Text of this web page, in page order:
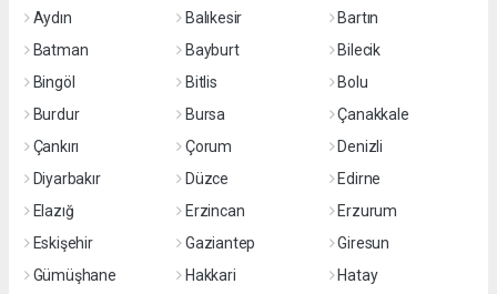
Aydın
Balıkesir
Bartın
Batman
Bayburt
Bilecik
Bingöl
Bitlis
Bolu
Burdur
Bursa
Çanakkale
Çankırı
Çorum
Denizli
Diyarbakır
Düzce
Edirne
Elazığ
Erzincan
Erzurum
Eskişehir
Gaziantep
Giresun
Gümüşhane
Hakkari
Hatay